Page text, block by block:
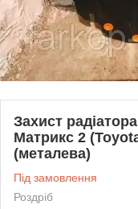
Захист
Матрикс 2
(металева)
Під замовлення
Роздріб